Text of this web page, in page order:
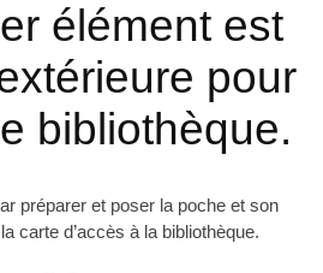
élément est
pour
bibliothèque.
préparer et poser la poche et son
carte d’accès à la bibliothèque.